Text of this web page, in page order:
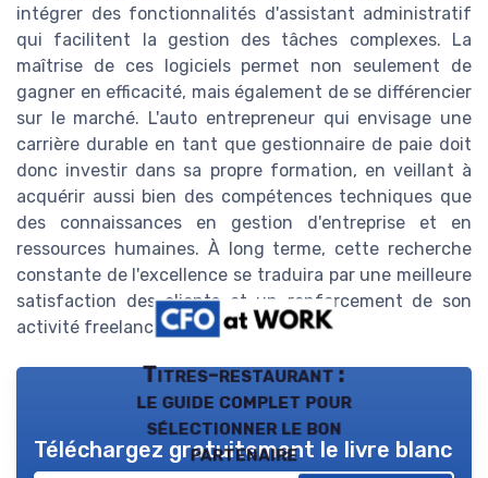
intégrer des fonctionnalités d'assistant administratif
qui facilitent la gestion des tâches complexes. La
maîtrise de ces logiciels permet non seulement de
gagner en efficacité, mais également de se différencier
sur le marché. L'auto entrepreneur qui envisage une
carrière durable en tant que gestionnaire de paie doit
donc investir dans sa propre formation, en veillant à
acquérir aussi bien des compétences techniques que
des connaissances en gestion d'entreprise et en
ressources humaines. À long terme, cette recherche
constante de l'excellence se traduira par une meilleure
satisfaction des clients et un renforcement de son
activité freelance.
Titres-restaurant :
le guide complet pour
sélectionner le bon
partenaire
Téléchargez gratuitement le livre blanc